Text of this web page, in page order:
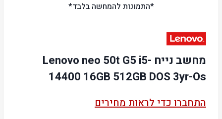
*התמונות להמחשה בלבד*
מחשב נייח Lenovo neo 50t G5 i5-
14400 16GB 512GB DOS 3yr-Os
התחברו כדי לראות מחירים